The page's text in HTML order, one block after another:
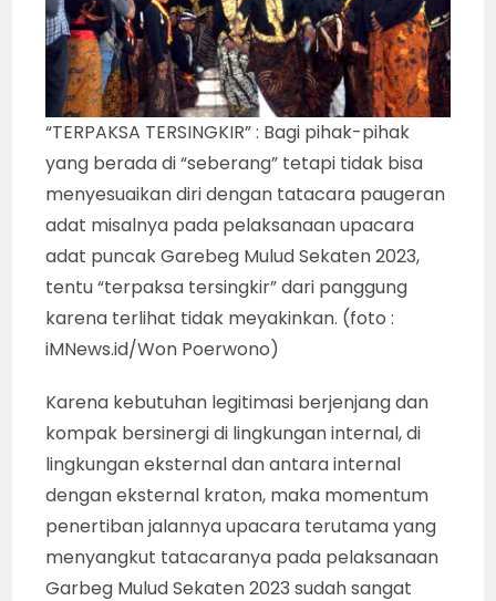
“TERPAKSA TERSINGKIR” : Bagi pihak-pihak
yang berada di “seberang” tetapi tidak bisa
menyesuaikan diri dengan tatacara paugeran
adat misalnya pada pelaksanaan upacara
adat puncak Garebeg Mulud Sekaten 2023,
tentu “terpaksa tersingkir” dari panggung
karena terlihat tidak meyakinkan. (foto :
iMNews.id/Won Poerwono)
Karena kebutuhan legitimasi berjenjang dan
kompak bersinergi di lingkungan internal, di
lingkungan eksternal dan antara internal
dengan eksternal kraton, maka momentum
penertiban jalannya upacara terutama yang
menyangkut tatacaranya pada pelaksanaan
Garbeg Mulud Sekaten 2023 sudah sangat